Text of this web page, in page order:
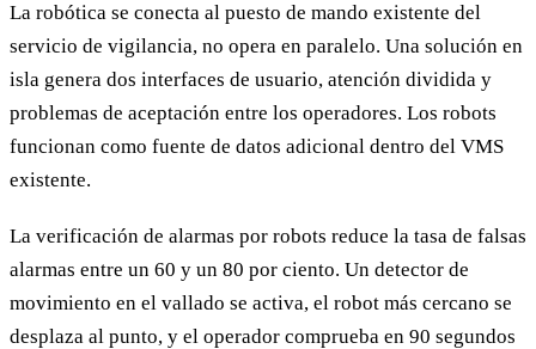
La robótica se conecta al puesto de mando existente del
servicio de vigilancia, no opera en paralelo. Una solución en
isla genera dos interfaces de usuario, atención dividida y
problemas de aceptación entre los operadores. Los robots
funcionan como fuente de datos adicional dentro del VMS
existente.
La verificación de alarmas por robots reduce la tasa de falsas
alarmas entre un 60 y un 80 por ciento. Un detector de
movimiento en el vallado se activa, el robot más cercano se
desplaza al punto, y el operador comprueba en 90 segundos